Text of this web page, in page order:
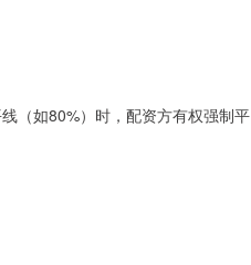
（如80%）时，配资方有权强制平